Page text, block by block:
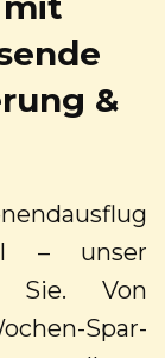
&
– unser
Sie. Von
Spar-